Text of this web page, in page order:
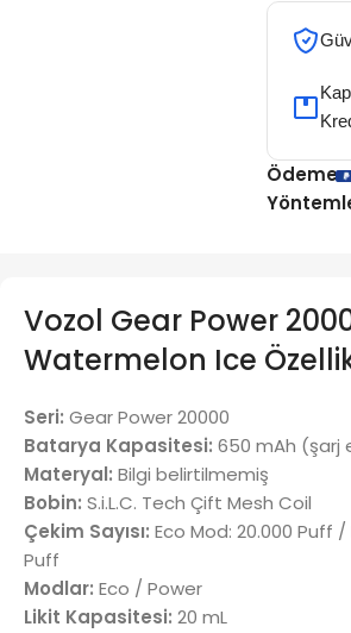
Ödeme
Vozol Gear Power
Watermelon Ice
Seri: Gear Power 20000
Batarya Kapasitesi: 650 mAh (şarj
Materyal: Bilgi belirtilmemiş
Bobin: S.i.L.C. Tech Çift Mesh Coil
Çekim Sayısı: Eco Mod: 20.000 Puff /
Puff
Modlar: Eco / Power
Likit Kapasitesi: 20 mL